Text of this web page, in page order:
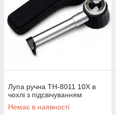
Лупа ручна TH-8011 10Х в
чохлі з підсвічуванням
Немає в наявності